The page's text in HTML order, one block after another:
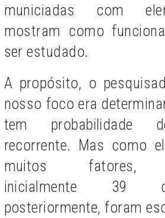
municiadas com
mostram como
ser estudado.
A propósito, o
nosso foco era
tem probabilidade
recorrente. Mas como
muitos fatores,
inicialmente 39
posteriormente, foram